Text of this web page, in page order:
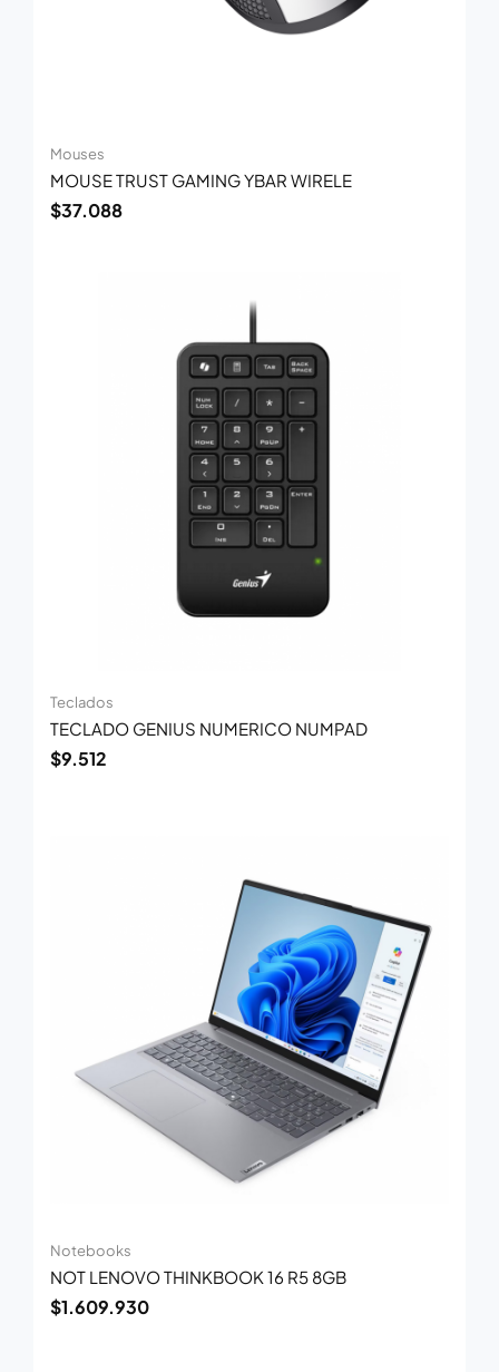
Mouses
MOUSE TRUST GAMING YBAR WIRELE
$37.088
Teclados
TECLADO GENIUS NUMERICO NUMPAD
$9.512
Notebooks
NOT LENOVO THINKBOOK 16 R5 8GB
$1.609.930